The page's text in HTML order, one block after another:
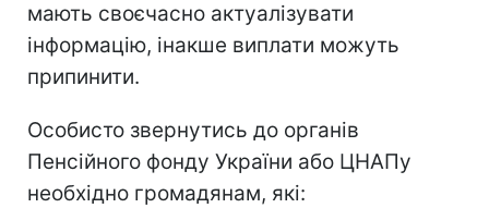
мають своєчасно актуалізувати
інформацію, інакше виплати можуть
припинити.
Особисто звернутись до органів
Пенсійного фонду України або ЦНАПу
необхідно громадянам, які: